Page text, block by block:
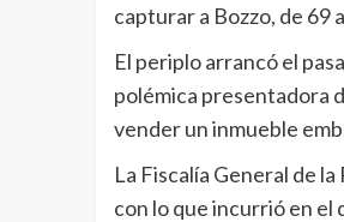
capturar a Bozzo, de 69
El periplo arrancó el
polémica presentadora
vender un inmueble
La Fiscalía General de
con lo que incurrió en el